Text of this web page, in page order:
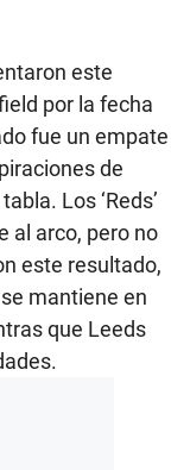
este
por la fecha
fue un empate
de
Los ‘Reds’
al arco, pero no
este resultado,
mantiene en
que Leeds